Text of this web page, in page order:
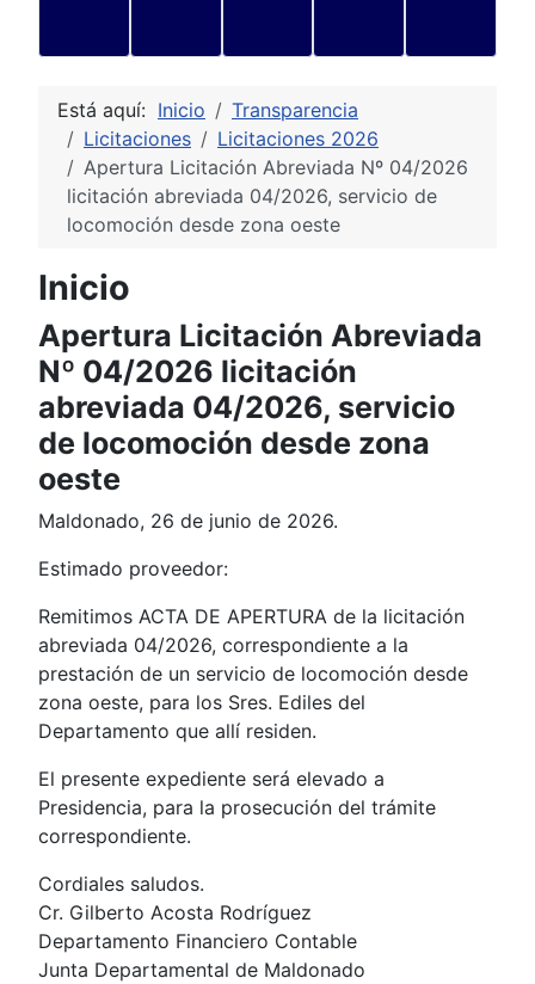
Está aquí: Inicio
Transparencia
Licitaciones
Licitaciones 2026
Apertura Licitación Abreviada Nº 04/2026
licitación abreviada 04/2026, servicio de
locomoción desde zona oeste
Inicio
Apertura Licitación Abreviada
Nº 04/2026 licitación
abreviada 04/2026, servicio
de locomoción desde zona
oeste
Maldonado, 26 de junio de 2026.
Estimado proveedor:
Remitimos ACTA DE APERTURA de la licitación
abreviada 04/2026, correspondiente a la
prestación de un servicio de locomoción desde
zona oeste, para los Sres. Ediles del
Departamento que allí residen.
El presente expediente será elevado a
Presidencia, para la prosecución del trámite
correspondiente.
Cordiales saludos.
Cr. Gilberto Acosta Rodríguez
Departamento Financiero Contable
Junta Departamental de Maldonado